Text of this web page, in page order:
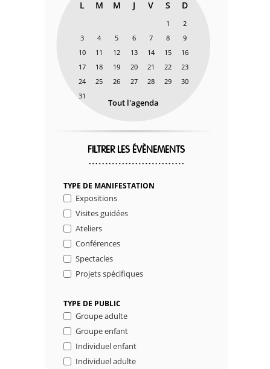
L M M J V S D
1
2
3
4 5 6 7 8
9
10
11 12 13 14 15
16
17
18 19 20 21 22
23
24
25 26 27 28 29
30
31
Tout l'agenda
FILTRER LES ÉVÈNEMENTS
TYPE DE MANIFESTATION
Expositions
Visites guidées
Ateliers
Conférences
Spectacles
Projets spécifiques
TYPE DE PUBLIC
Groupe adulte
Groupe enfant
Individuel enfant
Individuel adulte